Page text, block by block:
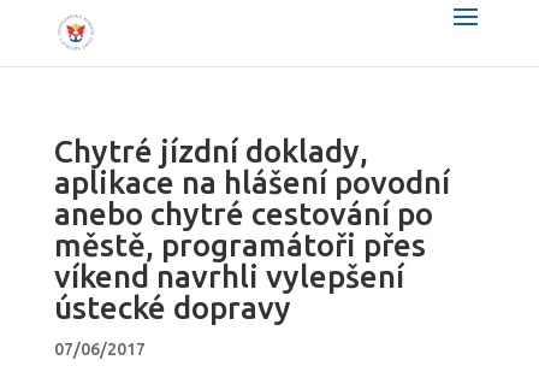
Chytré jízdní doklady,
aplikace na hlášení povodní
anebo chytré cestování po
městě, programátoři přes
víkend navrhli vylepšení
ústecké dopravy
07/06/2017